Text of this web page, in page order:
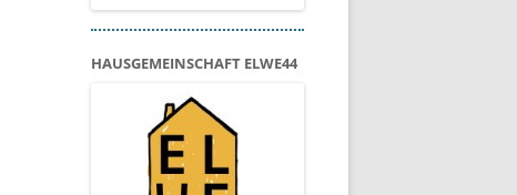
HAUSGEMEINSCHAFT ELWE44